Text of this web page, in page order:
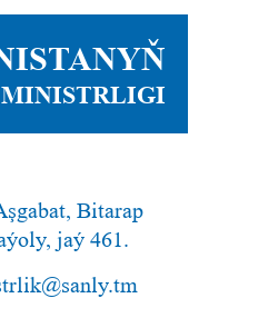
Bitarap
jaý 461.